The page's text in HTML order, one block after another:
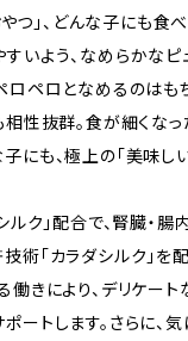
つ」、どんな子にも食
いよう、なめらかなピ
ロペロとなめるのはも
相性抜群。食が細くなっ
にも、極上の「美味し
ク」配合で、腎臓・腸
術「カラダシルク」を
働きにより、デリケー
ートします。さらに、